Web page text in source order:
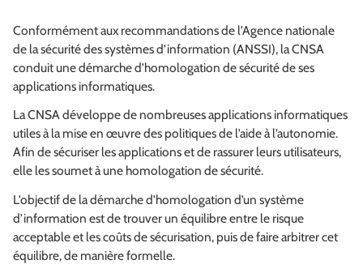
Conformément aux recommandations de l’Agence nationale
de la sécurité des systèmes d’information (ANSSI), la CNSA
conduit une démarche d’homologation de sécurité de ses
applications informatiques.
La CNSA développe de nombreuses applications informatiques
utiles à la mise en œuvre des politiques de l’aide à l’autonomie.
Afin de sécuriser les applications et de rassurer leurs utilisateurs,
elle les soumet à une homologation de sécurité.
L’objectif de la démarche d’homologation d’un système
d’information est de trouver un équilibre entre le risque
acceptable et les coûts de sécurisation, puis de faire arbitrer cet
équilibre, de manière formelle.